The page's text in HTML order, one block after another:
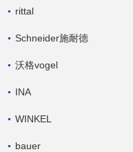
rittal
Schneider施耐德
沃格vogel
INA
WINKEL
bauer